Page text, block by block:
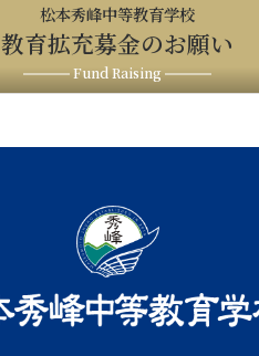
松本秀峰中等教育学校
教育拡充募金のお願い
Fund Raising